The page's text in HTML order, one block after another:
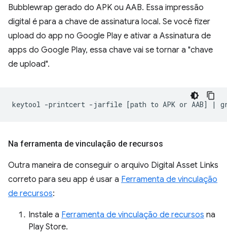
Bubblewrap gerado do APK ou AAB. Essa impressão
digital é para a chave de assinatura local. Se você fizer
upload do app no Google Play e ativar a Assinatura de
apps do Google Play, essa chave vai se tornar a "chave
de upload".
keytool -printcert -jarfile [path to APK or AAB] |
Na ferramenta de vinculação de recursos
Outra maneira de conseguir o arquivo Digital Asset Links
correto para seu app é usar a Ferramenta de vinculação
de recursos:
Instale a Ferramenta de vinculação de recursos na
Play Store.